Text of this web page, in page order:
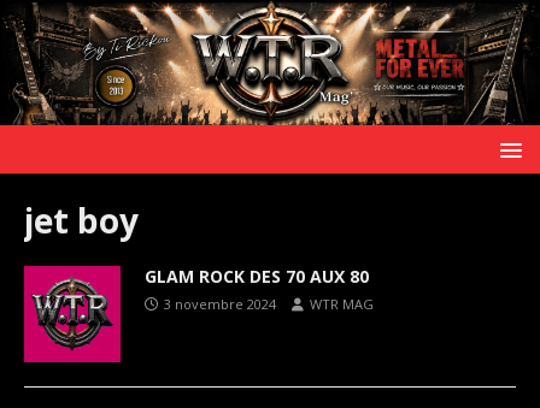
jet boy
GLAM ROCK DES 70 AUX 80
3 novembre 2024 WTR MAG